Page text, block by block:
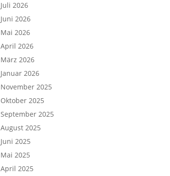
Juli 2026
Juni 2026
Mai 2026
April 2026
März 2026
Januar 2026
November 2025
Oktober 2025
September 2025
August 2025
Juni 2025
Mai 2025
April 2025